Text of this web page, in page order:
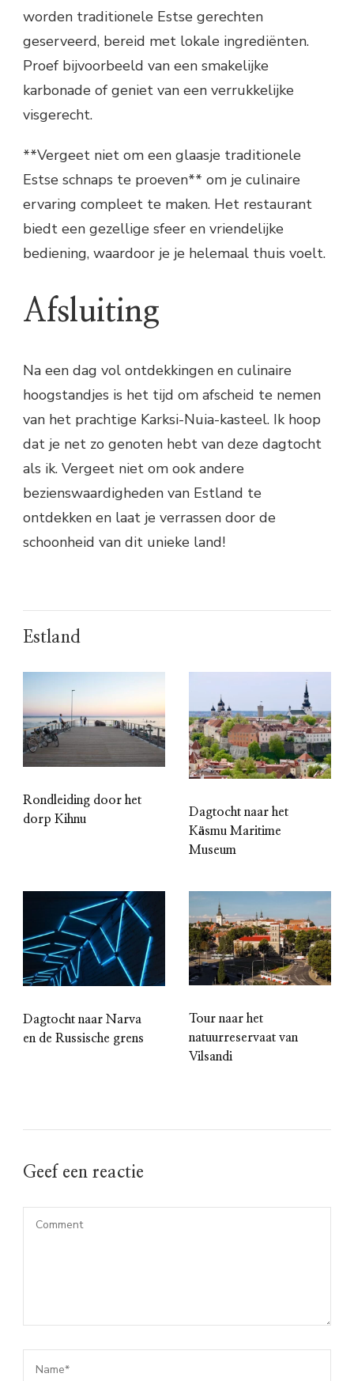
worden traditionele Estse gerechten
geserveerd, bereid met lokale ingrediënten.
Proef bijvoorbeeld van een smakelijke
karbonade of geniet van een verrukkelijke
visgerecht.
**Vergeet niet om een glaasje traditionele
Estse schnaps te proeven** om je culinaire
ervaring compleet te maken. Het restaurant
biedt een gezellige sfeer en vriendelijke
bediening, waardoor je je helemaal thuis voelt.
Afsluiting
Na een dag vol ontdekkingen en culinaire
hoogstandjes is het tijd om afscheid te nemen
van het prachtige Karksi-Nuia-kasteel. Ik hoop
dat je net zo genoten hebt van deze dagtocht
als ik. Vergeet niet om ook andere
bezienswaardigheden van Estland te
ontdekken en laat je verrassen door de
schoonheid van dit unieke land!
Estland
Rondleiding door het
dorp Kihnu
Dagtocht naar het
Käsmu Maritime
Museum
Dagtocht naar Narva
en de Russische grens
Tour naar het
natuurreservaat van
Vilsandi
Geef een reactie